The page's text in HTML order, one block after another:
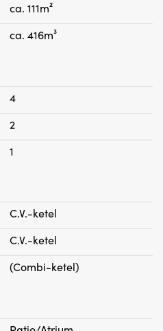
woning zal er een
worden opgenomen in
ca. 111m²
ca. 416m³
4
2
1
C.V.-ketel
C.V.-ketel
(Combi-ketel)